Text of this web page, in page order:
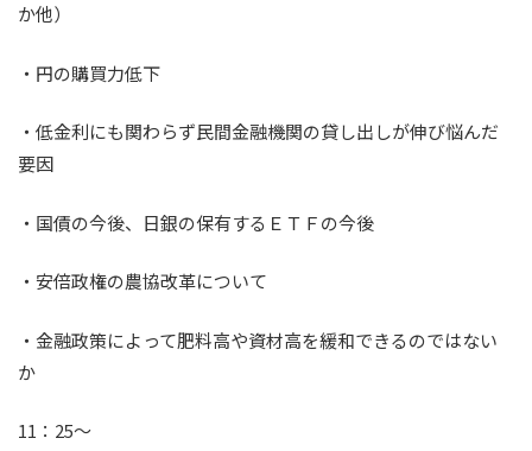
か他）
・円の購買力低下
・低金利にも関わらず民間金融機関の貸し出しが伸び悩んだ
要因
・国債の今後、日銀の保有するＥＴＦの今後
・安倍政権の農協改革について
・金融政策によって肥料高や資材高を緩和できるのではない
か
11：25～